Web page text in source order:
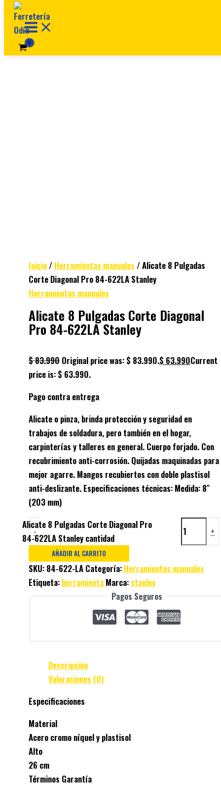
Ir al contenido
Inicio/ Herramientas manuales / Alicate 8 Pulgadas
Corte Diagonal Pro 84-622LA Stanley
Herramientas manuales
Alicate 8 Pulgadas Corte Diagonal
Pro 84-622LA Stanley
$83.990 Original price was: $ 83.990.$ 63.990Current
price is: $ 63.990.
Pago contra entrega
Alicate o pinza, brinda protección y seguridad en
trabajos de soldadura, pero también en el hogar,
carpinterías y talleres en general. Cuerpo forjado. Con
recubrimiento anti-corrosión. Quijadas maquinadas para
mejor agarre. Mangos recubiertos con doble plastisol
anti-deslizante. Especificaciones técnicas: Medida: 8″
(203 mm)
-
Alicate 8 Pulgadas Corte Diagonal Pro
84-622LA Stanley cantidad
+
AÑADIR AL CARRITO
SKU: 84-622-LA Categoría: Herramientas manuales
Etiqueta: herramienta Marca: stanley
Pagos Seguros
Descripción
Valoraciones (0)
Especificaciones
Material
Acero cromo níquel y plastisol
Alto
26 cm
Términos Garantía